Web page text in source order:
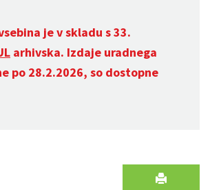
je v skladu s 33.
arhivska. Izdaje uradnega
po 28.2.2026, so dostopne